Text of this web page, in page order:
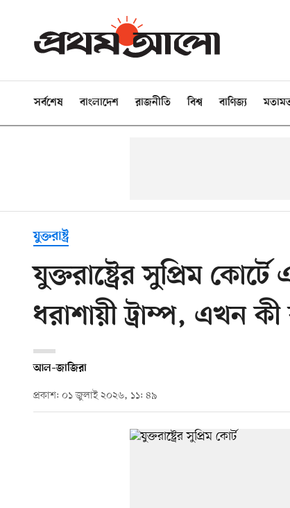
সর্বশেষ বাংলাদেশ রাজনীতি বিশ্ব বাণিজ্য
যুক্তরাষ্ট্র
যুক্তরাষ্ট্রের সুপ্রিম
ধরাশায়ী ট্রাম্প, এখন
আল–জাজিরা
প্রকাশ: ০১ জুলাই ২০২৬, ১১: ৪৯